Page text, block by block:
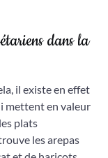
dans la
il existe en effet
mettent en valeur
plats
les arepas